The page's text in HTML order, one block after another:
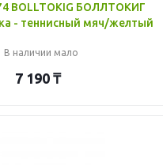
BOLLTOKIG БОЛЛТОКИГ
- теннисный мяч/желтый
В наличии мало
7 190 ₸